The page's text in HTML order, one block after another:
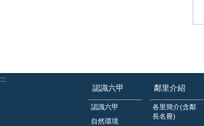
:::
認識六甲
認識六甲
自然環境
鄰里介紹
各里簡介(含鄰
長名冊)